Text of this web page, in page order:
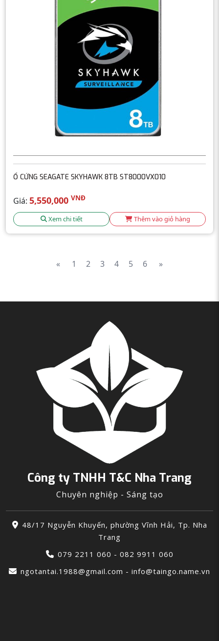
Ổ CỨNG SEAGATE SKYHAWK 8TB ST8000VX010
Giá: 5,550,000 VNĐ
Xem chi tiết Thêm vào giỏ hàng
« 1 2 3 4 5 6 »
Công ty TNHH T&C Nha Trang
Chuyên nghiệp - Sáng tạo
48/17 Nguyễn Khuyến, phường Vĩnh Hải, Tp. Nha
Trang
079 2211 060 - 082 9911 060
ngotantai.1988@gmail.com - info@taingo.name.vn